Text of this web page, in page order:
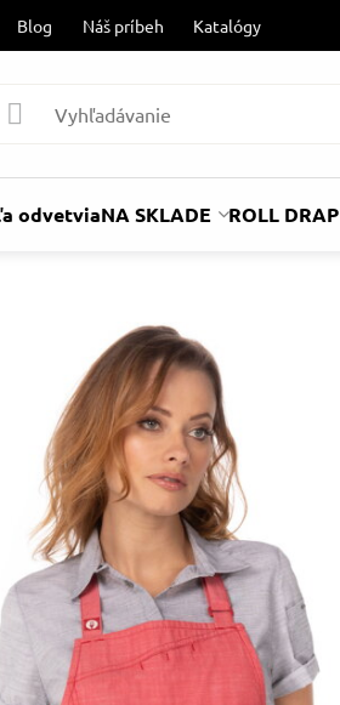
Blog Náš príbeh Katalógy
odvetviaNA SKLADE ROLL DRAP